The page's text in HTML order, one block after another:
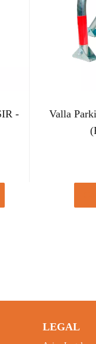
-
Valla
LEGAL